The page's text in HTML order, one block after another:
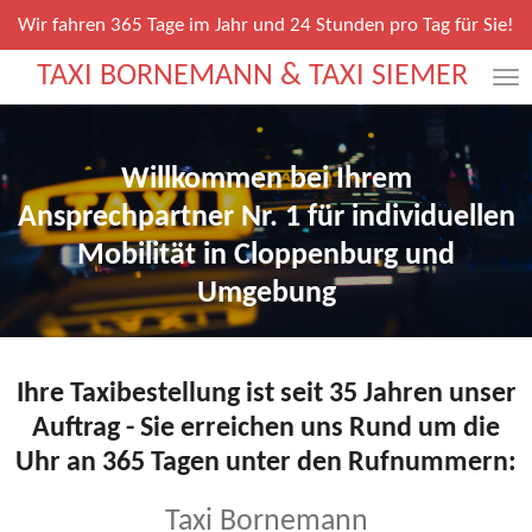
Zum
Hauptinhalt
springen
TAXI BORNEMANN & TAXI SIEMER
Wir fahren 365 Tage im Jahr und 24 Stunden pro Tag für Sie!
Willkommen bei Ihrem
Ansprechpartner Nr. 1 für individuellen
Mobilität in Cloppenburg und
Umgebung
Ihre Taxibestellung ist seit 35 Jahren unser
Auftrag - Sie erreichen uns Rund um die
Uhr an 365 Tagen unter den Rufnummern:
Taxi Bornemann